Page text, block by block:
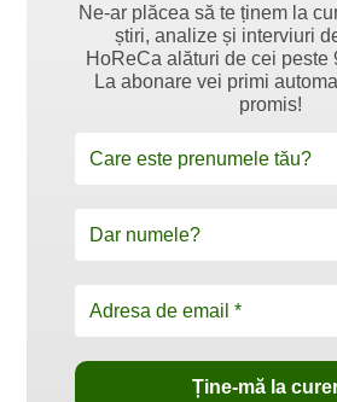
Ne-ar plăcea să te ținem la
știri, analize și interviuri
HoReCa alături de cei peste
La abonare vei primi
promis!